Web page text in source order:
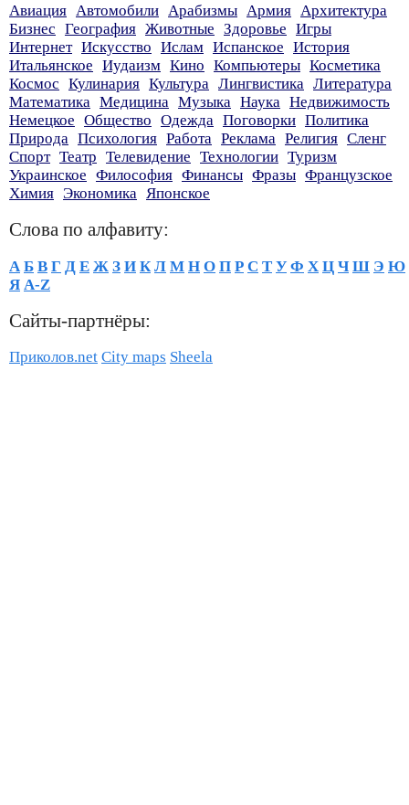
Авиация Автомобили Арабизмы Армия Архитектура
Бизнес География Животные Здоровье Игры
Интернет Искусство Ислам Испанское История
Итальянское Иудаизм Кино Компьютеры Косметика
Космос Кулинария Культура Лингвистика Литература
Математика Медицина Музыка Наука Недвижимость
Немецкое Общество Одежда Поговорки Политика
Природа Психология Работа Реклама Религия Сленг
Спорт Театр Телевидение Технологии Туризм
Украинское Философия Финансы Фразы Французское
Химия Экономика Японское
Слова по алфавиту:
А Б В Г Д Е Ж З И К Л М Н О П Р С Т У Ф Х Ц Ч Ш Э Ю
Я A-Z
Сайты-партнёры:
Приколов.net City maps Sheela